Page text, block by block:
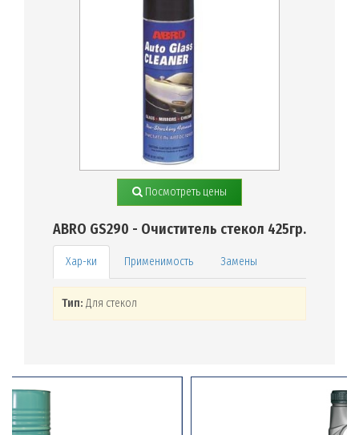
Посмотреть цены
ABRO GS290 - Очиститель стекол 425гр.
Применимость Замены
Тип: Для стекол